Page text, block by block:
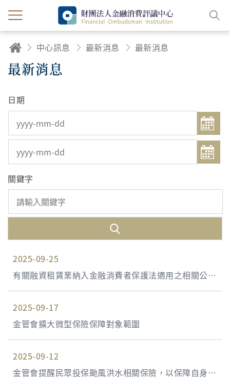
中心訊息 最新消息 最新消息
最新消息
日期
關鍵字
2025-09-25
有關融資租賃業納入金融消費者保護法適用之相關公告
及子法，自114年9月15日生效
2025-09-17
金管會擴大微型保險保障對象範圍
2025-09-12
金管會提醒民眾投保颱風洪水相關保險，以保障自身財